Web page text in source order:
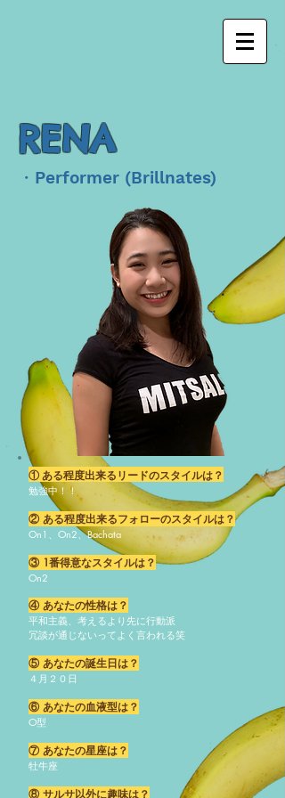
RENA
・Performer (Brillnates)
① ある程度出来るリードのスタイルは？
勉強中！！
② ある程度出来るフォローのスタイルは？
On1、On2、Bachata
③ 1番得意なスタイルは？
On2
④ あなたの性格は？
平和主義、考えるより先に行動派
冗談が通じないってよく言われる笑
⑤ あなたの誕生日は？
４月２０日
⑥ あなたの血液型は？
O型
⑦ あなたの星座は？
牡牛座
⑧ サルサ以外に趣味は？